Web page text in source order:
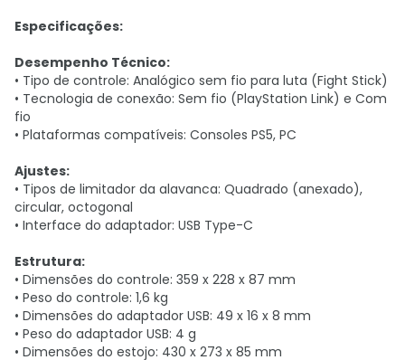
Especificações:
Desempenho Técnico:
• Tipo de controle: Analógico sem fio para luta (Fight Stick)
• Tecnologia de conexão: Sem fio (PlayStation Link) e Com
fio
• Plataformas compatíveis: Consoles PS5, PC
Ajustes:
• Tipos de limitador da alavanca: Quadrado (anexado),
circular, octogonal
• Interface do adaptador: USB Type-C
Estrutura:
• Dimensões do controle: 359 x 228 x 87 mm
• Peso do controle: 1,6 kg
• Dimensões do adaptador USB: 49 x 16 x 8 mm
• Peso do adaptador USB: 4 g
• Dimensões do estojo: 430 x 273 x 85 mm